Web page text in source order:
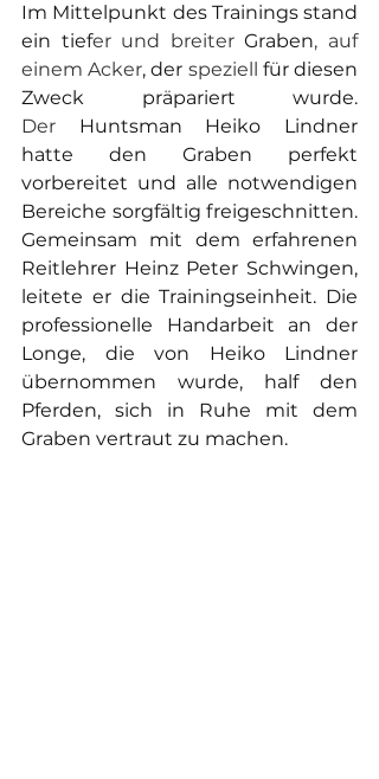
Im Mittelpunkt des Trainings stand
ein tiefer und breiter Graben, auf
einem Acker, der speziell
für diesen
Der Huntsman Heiko Lindner
hatte den Graben perfekt
vorbereitet und alle notwendigen
Bereiche sorgfältig freigeschnitten.
Gemeinsam mit dem erfahrenen
Reitlehrer Heinz Peter Schwingen,
leitete er die Trainingseinheit. Die
professionelle Handarbeit an der
Longe, die von Heiko Lindner
übernommen wurde, half den
Pferden, sich in Ruhe mit dem
Graben vertraut zu machen.